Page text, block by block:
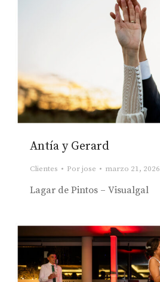
Antía y Gerard
Clientes Porjose marzo 21, 2026
Lagar de Pintos – Visualgal